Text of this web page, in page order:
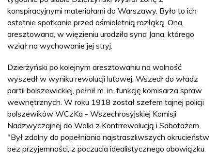
konspiracyjnymi materiałami do Warszawy. Było to ich
ostatnie spotkanie przed ośmioletnią rozłąką. Ona,
aresztowana, w więzieniu urodziła syna Jana, którego
wziął na wychowanie jej stryj.
Dzierżyński po kolejnym aresztowaniu na wolność
wyszedł w wyniku rewolucji lutowej. Wszedł do władz
partii bolszewickiej, pełnił m. in. funkcję komisarza spraw
wewnętrznych. W roku 1918 został szefem tajnej policji
bolszewików WCzKa - Wszechrosyjskiej Komisji
Nadzwyczajnej do Walki z Kontrrewolucją i Sabotażem.
"Był zdolny do popełniania najstraszliwszych okrucieństw
bez przyjemności, z poczucia idealistycznego obowiązku.